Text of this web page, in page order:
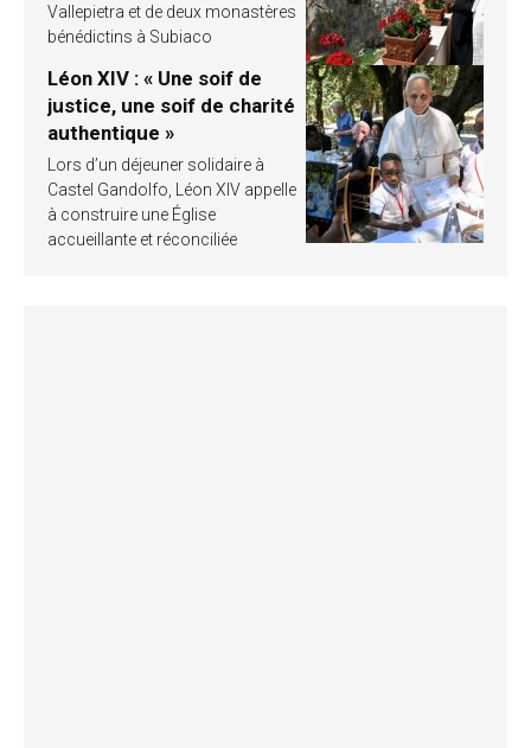
Vallepietra et de deux monastères
bénédictins à Subiaco
Léon XIV : « Une soif de
justice, une soif de charité
authentique »
Lors d’un déjeuner solidaire à
Castel Gandolfo, Léon XIV appelle
à construire une Église
accueillante et réconciliée